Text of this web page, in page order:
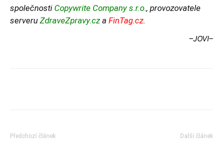
společnosti Copywrite Company s.r.o., provozovatele
serveru ZdraveZpravy.cz a FinTag.cz.
–JOVI–
Předchozí článek Další článek